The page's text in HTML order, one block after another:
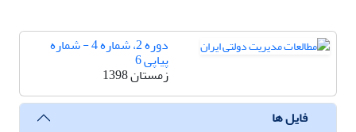
دوره 2، شماره 4 - شماره
پیاپی 6
زمستان 1398
فایل ها